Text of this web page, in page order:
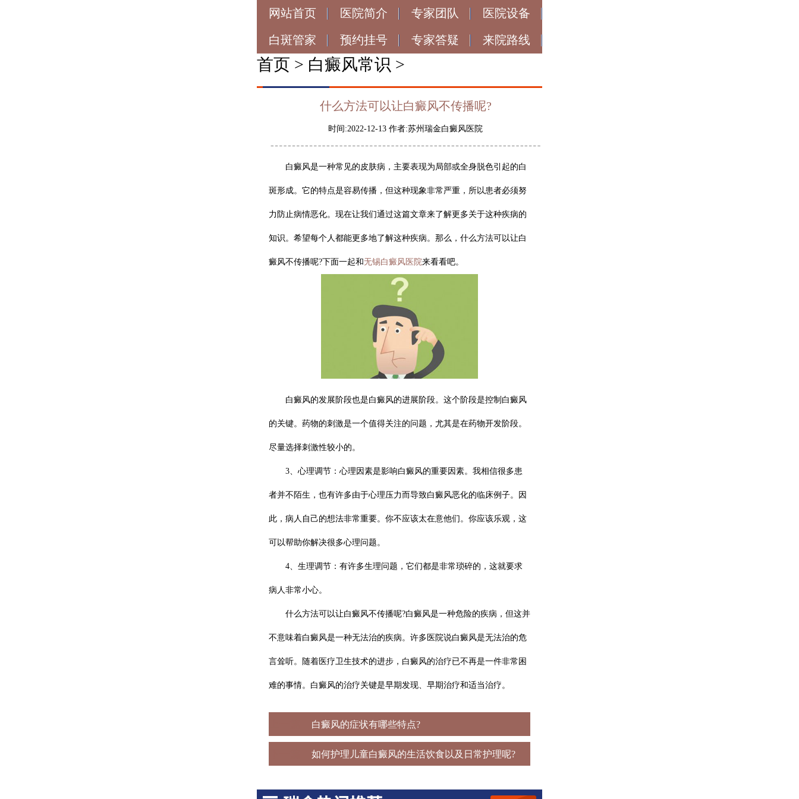
网站首页 医院简介 专家团队 医院设备
白斑管家 预约挂号 专家答疑 来院路线
首页 > 白癜风常识 >
什么方法可以让白癜风不传播呢?
时间:2022-12-13 作者:苏州瑞金白癜风医院
白癜风是一种常见的皮肤病，主要表现为局部或全身脱色引起的白
斑形成。它的特点是容易传播，但这种现象非常严重，所以患者必须努
力防止病情恶化。现在让我们通过这篇文章来了解更多关于这种疾病的
知识。希望每个人都能更多地了解这种疾病。那么， 什么方法可以让白
癜风不传播呢?下面一起和无锡白癜风医院来看看吧。
白癜风的发展阶段也是白癜风的进展阶段。这个阶段是控制白癜风
的关键。药物的刺激是一个值得关注的问题，尤其是在药物开发阶段。
尽量选择刺激性较小的。
3、心理调节：心理因素是影响白癜风的重要因素。我相信很多患
者并不陌生，也有许多由于心理压力而导致白癜风恶化的临床例子。因
此，病人自己的想法非常重要。你不应该太在意他们。你应该乐观，这
可以帮助你解决很多心理问题。
4、生理调节：有许多生理问题，它们都是非常琐碎的，这就要求
病人非常小心。
什么方法可以让白癜风不传播呢?白癜风是一种危险的疾病，但这并
不意味着白癜风是一种无法治的疾病。许多医院说白癜风是无法治的危
言耸听。随着医疗卫生技术的进步，白癜风的治疗已不再是一件非常困
难的事情。白癜风的治疗关键是早期发现、早期治疗和适当治疗。
白癜风的症状有哪些特点?
如何护理儿童白癜风的生活饮食以及日常护理呢?